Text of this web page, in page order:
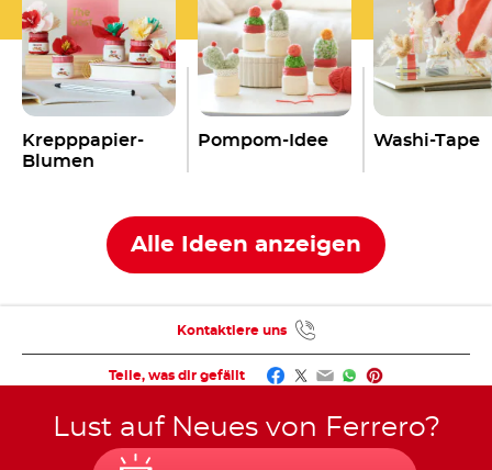
Krepppapier-
Blumen
Pompom-Idee Washi-Tape
Alle Ideen anzeigen
Teile, was dir gefällt Facebook
Twitter
EmailWhatsApp
Pinterest
Kontaktiere uns
Lust auf Neues von Ferrero?